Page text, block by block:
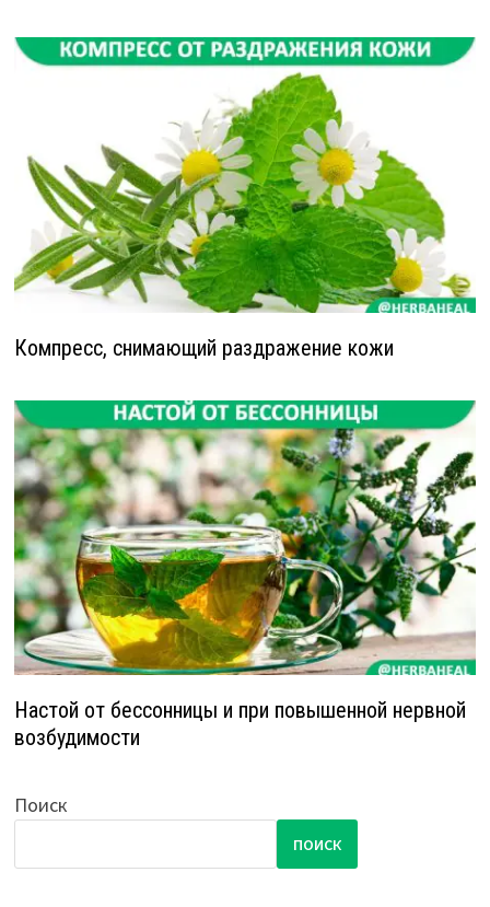
Компресс, снимающий раздражение кожи
Настой от бессонницы и при повышенной нервной
возбудимости
Поиск
ПОИСК